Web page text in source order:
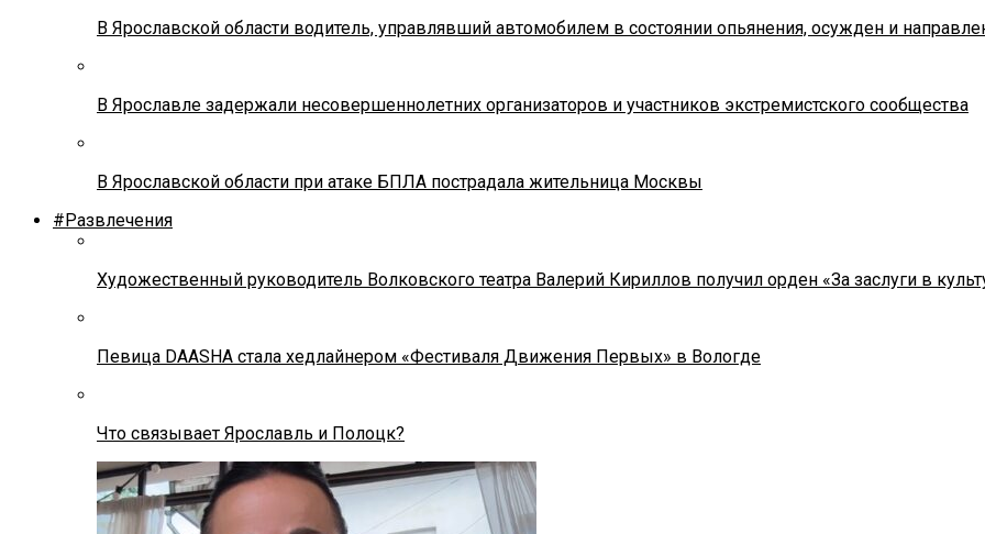
В Ярославской области водитель, управлявший автомобилем в состоянии опьянения, осужден и
В Ярославле задержали несовершеннолетних организаторов и участников экстремистского сообщества
В Ярославской области при атаке БПЛА пострадала жительница Москвы
#Развлечения
Художественный руководитель Волковского театра Валерий Кириллов получил орден «За заслуги в
Певица DAASHA стала хедлайнером «Фестиваля Движения Первых» в Вологде
Что связывает Ярославль и Полоцк?